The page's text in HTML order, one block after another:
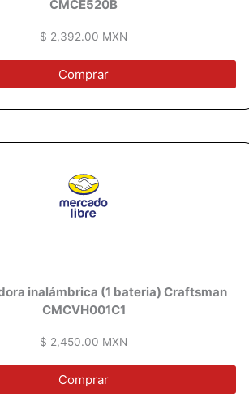
CMCE520B
$ 2,392.00 MXN
Comprar
inalámbrica (1 bateria) Craftsman
CMCVH001C1
$ 2,450.00 MXN
Comprar